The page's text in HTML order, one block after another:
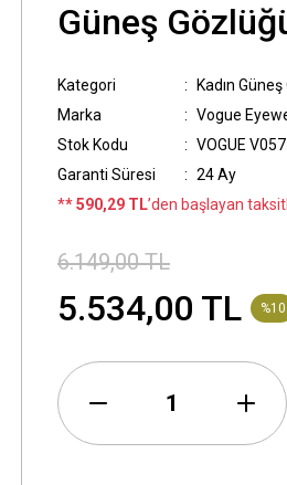
Güneş
Kategori
Kadın
Marka
Vogue
Stok Kodu
VOGUE
Garanti Süresi
24 Ay
** 590,29 TL’den başlayan
6.149,00 TL
5.534,00 TL %10